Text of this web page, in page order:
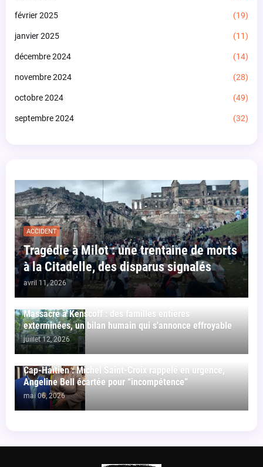
février 2025 (19)
janvier 2025 (11)
décembre 2024 (14)
novembre 2024 (28)
octobre 2024 (49)
septembre 2024 (32)
ACCIDENT
Tragédie à Milot : une trentaine de morts
à la Citadelle, des disparus signalés
avril 11, 2026
Massacre à Kenscoff : des familles entières
exterminées, un bilan humain qui s'annonce effroyable
juillet 12, 2026
Cap-Haïtien : Michel Saint-Croix rappelé en urgence,
Angeline Bell écartée pour “incompétence”
mai 06, 2026